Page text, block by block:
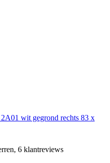
wit gegrond rechts 83 x
6 klantreviews